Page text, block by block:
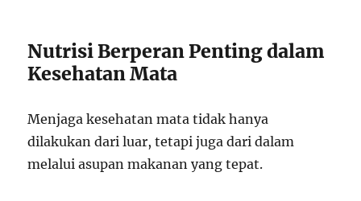
Nutrisi Berperan Penting dalam
Kesehatan Mata
Menjaga kesehatan mata tidak hanya
dilakukan dari luar, tetapi juga dari dalam
melalui asupan makanan yang tepat.